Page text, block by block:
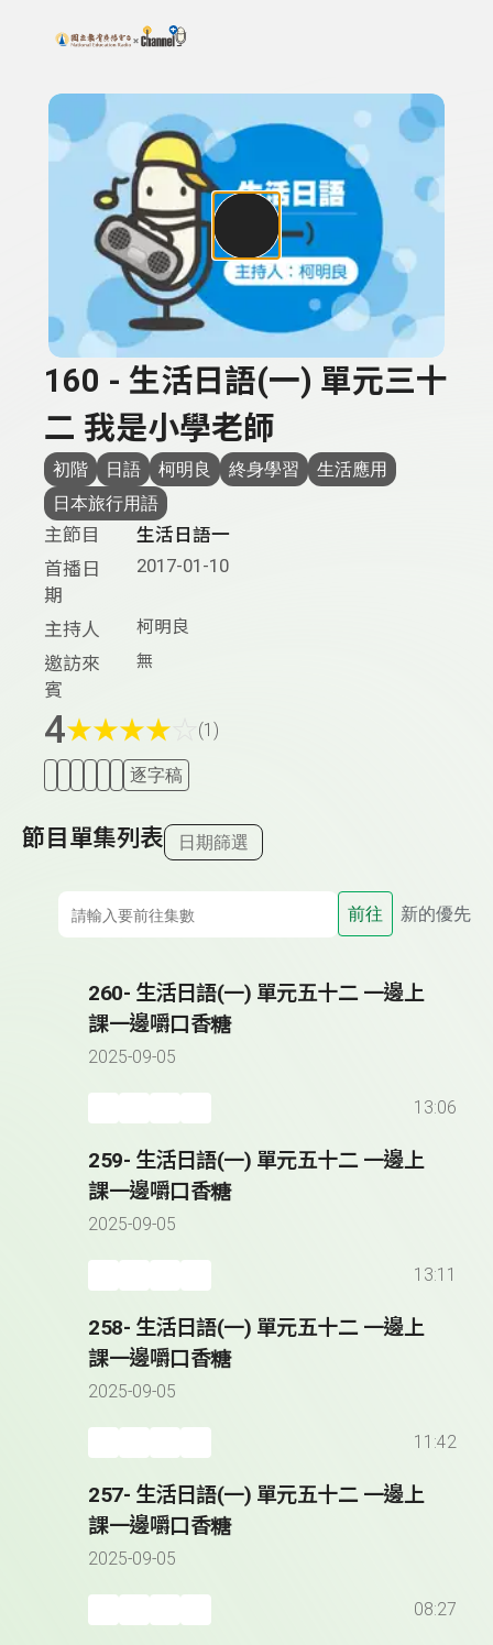
上方功能區塊
搜尋關鍵字：可輸入節目名稱、主持人或關鍵字
160 - 生活日語(一) 單元三十
二 我是小學老師
初階 日語 柯明良 終身學習
生活應用
日本旅行用語
主節目
生活日語一
首播日
期
2017-01-10
主持人 柯明良
邀訪來
賓
無
4★★★★ (1)
逐字稿
節目單集列表 日期篩選
前往 新的優先
260- 生活日語(一) 單元五十二 一邊上
課一邊嚼口香糖
2025-09-05
13:06
259- 生活日語(一) 單元五十二 一邊上
課一邊嚼口香糖
2025-09-05
13:11
258- 生活日語(一) 單元五十二 一邊上
課一邊嚼口香糖
2025-09-05
11:42
257- 生活日語(一) 單元五十二 一邊上
課一邊嚼口香糖
2025-09-05
08:27